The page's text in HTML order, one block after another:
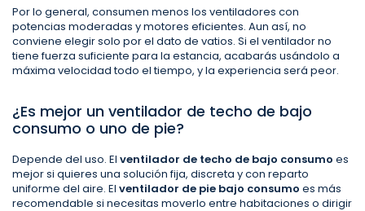
Por lo general, consumen menos los ventiladores con
potencias moderadas y motores eficientes. Aun así, no
conviene elegir solo por el dato de vatios. Si el ventilador no
tiene fuerza suficiente para la estancia, acabarás usándolo a
máxima velocidad todo el tiempo, y la experiencia será peor.
¿Es mejor un ventilador de techo de bajo
consumo o uno de pie?
Depende del uso. El ventilador de techo de bajo consumo es
mejor si quieres una solución fija, discreta y con reparto
uniforme del aire. El ventilador de pie bajo consumo es más
recomendable si necesitas moverlo entre habitaciones o dirigir